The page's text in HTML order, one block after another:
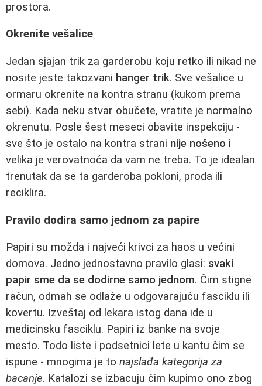
prostora.
Okrenite vešalice
Jedan sjajan trik za garderobu koju retko ili nikad ne
nosite jeste takozvani hanger trik. Sve vešalice u
ormaru okrenite na kontra stranu (kukom prema
sebi). Kada neku stvar obučete, vratite je normalno
okrenutu. Posle šest meseci obavite inspekciju -
sve što je ostalo na kontra strani nije nošeno i
velika je verovatnoća da vam ne treba. To je idealan
trenutak da se ta garderoba pokloni, proda ili
reciklira.
Pravilo dodira samo jednom za papire
Papiri su možda i najveći krivci za haos u većini
domova. Jedno jednostavno pravilo glasi: svaki
papir sme da se dodirne samo jednom. Čim stigne
račun, odmah se odlaže u odgovarajuću fasciklu ili
kovertu. Izveštaj od lekara istog dana ide u
medicinsku fasciklu. Papiri iz banke na svoje
mesto. Todo liste i podsetnici lete u kantu čim se
ispune - mnogima je to najslađa kategorija za
bacanje. Katalozi se izbacuju čim kupimo ono zbog